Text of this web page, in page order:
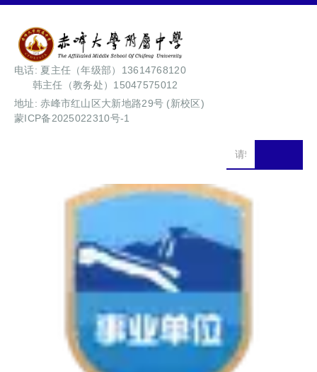
电话: 夏主任（年级部）13614768120
韩主任（教务处）15047575012
地址: 赤峰市红山区大新地路29号 (新校区)
蒙ICP备2025022310号-1